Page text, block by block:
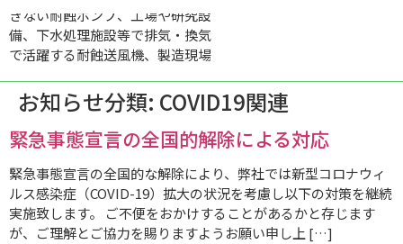
きない耐蝕ポンプ、工場や研究設
備、下水処理施設等で排気・換気
で活躍する耐蝕送風機、製造現場
を確実にとらえ、除去する高性能
の湿式スクラバー。それらの研究
開発・製造、メンテナンスの4つ
が、自社ブランド「テクセル」の
製品と事業となっています。
お知らせ分類: COVID19関連
緊急事態宣言の全国的解除による対応
緊急事態宣言の全国的な解除により、弊社では新型コロナウィ
ルス感染症（COVID-19）拡大の状況を考慮し以下の対策を継続
実施致します。 ご不便をおかけすることがあるかと存じます
が、ご理解とご協力を賜りますようお願い申し上 […]